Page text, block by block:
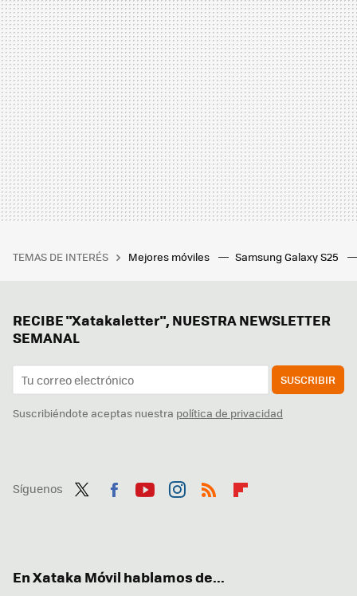
TEMAS DE INTERÉS Mejores móviles Samsung Galaxy S25
RECIBE "Xatakaletter", NUESTRA NEWSLETTER
SEMANAL
SUSCRIBIR
Suscribiéndote aceptas nuestra política de privacidad
Síguenos
En Xataka Móvil hablamos de...